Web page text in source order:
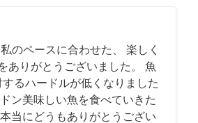
のペースに合わせた、 楽しく
ありがとうございました。 魚
るハードルが低くなりました
ン美味しい魚を食べていきた
当にどうもありがとうござい